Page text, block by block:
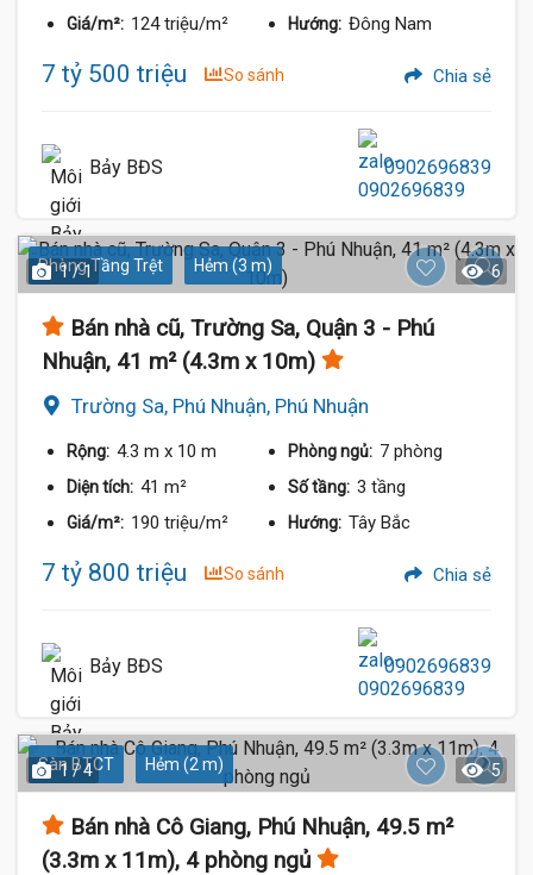
Giá/m²: 124 triệu/m² Hướng: Đông Nam
7 tỷ 500 triệu So sánh Chia sẻ
Bảy BĐS 0902696839
Phòng Tầng Trệt Hẻm (3 m)
1 / 1 6
Bán nhà cũ, Trường Sa, Quận 3 - Phú
Nhuận, 41 m² (4.3m x 10m)
Trường Sa, Phú Nhuận, Phú Nhuận
Rộng: 4.3 m x 10 m Phòng ngủ: 7 phòng
Diện tích: 41 m² Số tầng: 3 tầng
Giá/m²: 190 triệu/m² Hướng: Tây Bắc
7 tỷ 800 triệu So sánh Chia sẻ
Bảy BĐS 0902696839
Sàn BTCT Hẻm (2 m)
1 / 4 5
Bán nhà Cô Giang, Phú Nhuận, 49.5 m²
(3.3m x 11m), 4 phòng ngủ